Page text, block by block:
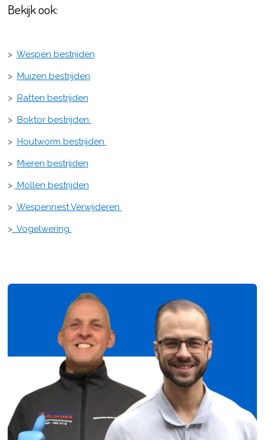
Bekijk ook:
> Wespen bestrijden
> Muizen bestrijden
> Ratten bestrijden
> Boktor bestrijden
> Houtworm bestrijden
> Mieren bestrijden
> Mollen bestrijden
> Wespennest Verwijderen
>Vogelwering